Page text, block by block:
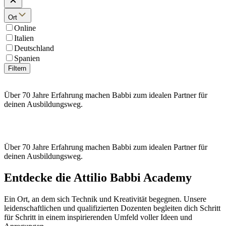
Ort
Online
Italien
Deutschland
Spanien
Filtern
Über 70 Jahre Erfahrung machen Babbi zum idealen Partner für
deinen Ausbildungsweg.
Über 70 Jahre Erfahrung machen Babbi zum idealen Partner für
deinen Ausbildungsweg.
Entdecke die Attilio Babbi Academy
Ein Ort, an dem sich Technik und Kreativität begegnen. Unsere
leidenschaftlichen und qualifizierten Dozenten begleiten dich Schritt
für Schritt in einem inspirierenden Umfeld voller Ideen und